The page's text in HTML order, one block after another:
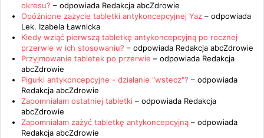
okresu? – odpowiada Redakcja abcZdrowie
Opóźnione zażycie tabletki antykoncepcyjnej Yaz – odpowiada
Lek. Izabela Ławnicka
Kiedy wziąć pierwszą tabletkę antykoncepcyjną po rocznej
przerwie w ich stosowaniu? – odpowiada Redakcja abcZdrowie
Przyjmowanie tabletek po przerwie – odpowiada Redakcja
abcZdrowie
Pigułki antykoncepcyjne - działanie "wstecz"? – odpowiada
Redakcja abcZdrowie
Zapomniałam ostatniej tabletki – odpowiada Redakcja
abcZdrowie
Zapomniałam zażyć tabletkę antykoncepcyjną – odpowiada
Redakcja abcZdrowie